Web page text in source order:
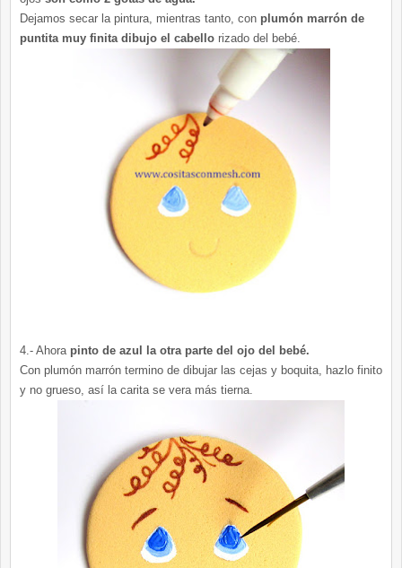
Dejamos secar la pintura, mientras tanto, con plumón marrón de
puntita muy finita dibujo el cabello rizado del bebé.
4.- Ahora pinto de azul la otra parte del ojo del bebé.
Con plumón marrón termino de dibujar las cejas y boquita, hazlo finito
y no grueso, así la carita se vera más tierna.